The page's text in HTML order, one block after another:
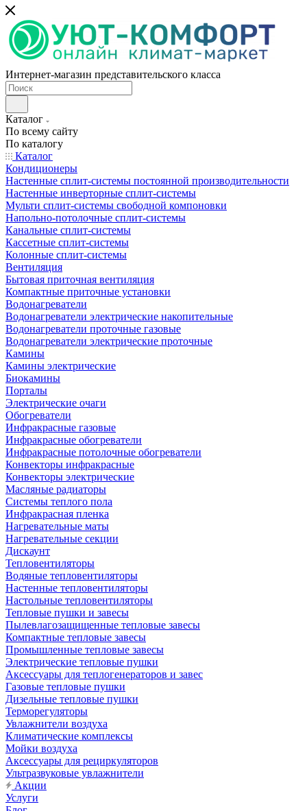
Интернет-магазин представительского класса
Каталог
По всему сайту
По каталогу
Каталог
Кондиционеры
Настенные сплит-системы постоянной производительности
Настенные инверторные сплит-системы
Мульти сплит-системы свободной компоновки
Напольно-потолочные сплит-системы
Канальные сплит-системы
Кассетные сплит-системы
Колонные сплит-системы
Вентиляция
Бытовая приточная вентиляция
Компактные приточные установки
Водонагреватели
Водонагреватели электрические накопительные
Водонагреватели проточные газовые
Водонагреватели электрические проточные
Камины
Камины электрические
Биокамины
Порталы
Электрические очаги
Обогреватели
Инфракрасные газовые
Инфракрасные обогреватели
Инфракрасные потолочные обогреватели
Конвекторы инфракрасные
Конвекторы электрические
Масляные радиаторы
Системы теплого пола
Инфракрасная пленка
Нагревательные маты
Нагревательные секции
Дискаунт
Тепловентиляторы
Водяные тепловентиляторы
Настенные тепловентиляторы
Настольные тепловентиляторы
Тепловые пушки и завесы
Пылевлагозащищенные тепловые завесы
Компактные тепловые завесы
Промышленные тепловые завесы
Электрические тепловые пушки
Аксессуары для теплогенераторов и завес
Газовые тепловые пушки
Дизельные тепловые пушки
Терморегуляторы
Увлажнители воздуха
Климатические комплексы
Мойки воздуха
Аксессуары для рециркуляторов
Ультразвуковые увлажнители
Акции
Услуги